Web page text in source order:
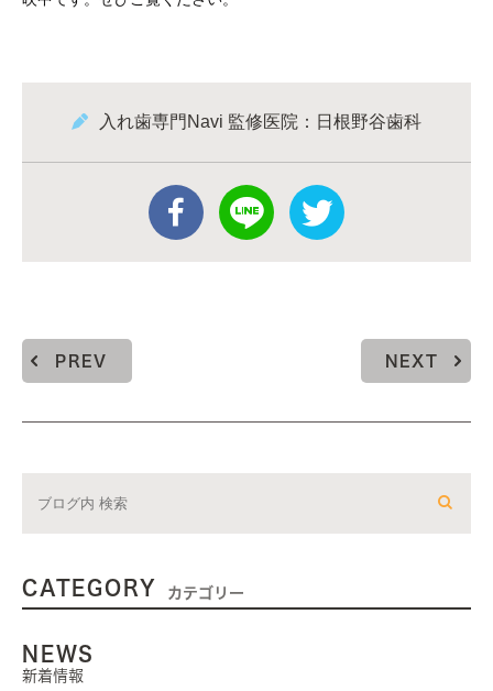
入れ歯専門Navi 監修医院：日根野谷歯科
PREV NEXT
CATEGORY カテゴリー
NEWS
新着情報